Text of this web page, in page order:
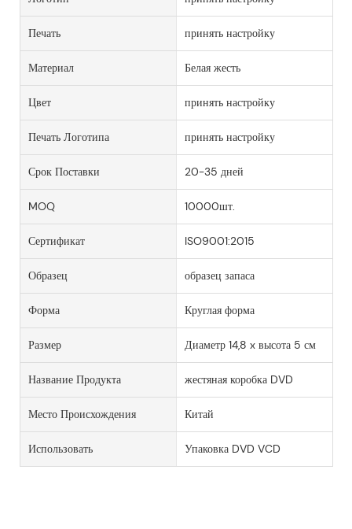
Печать принять настройку
Материал Белая жесть
Цвет принять настройку
Печать Логотипа принять настройку
Срок Поставки 20-35 дней
MOQ 10000шт.
Сертификат ISO9001:2015
Образец образец запаса
Форма Круглая форма
Размер Диаметр 14,8 x высота 5 см
Название Продукта жестяная коробка DVD
Место Происхождения Китай
Использовать Упаковка DVD VCD